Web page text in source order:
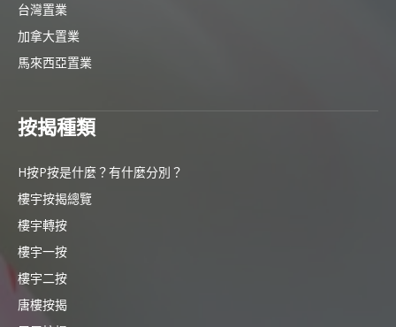
台灣置業
加拿大置業
馬來西亞置業
按揭種類
H按P按是什麼？有什麼分別？
樓宇按揭總覽
樓宇轉按
樓宇一按
樓宇二按
唐樓按揭